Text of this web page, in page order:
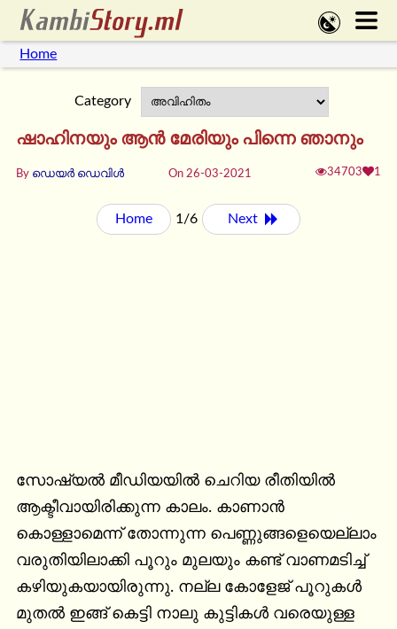
Home
Category
ഷാഹിനയും ആന്‍ മേരിയും പിന്നെ ഞാനും
By ഡെയര്‍ ഡെവിള്‍ On 26-03-2021 34703 1
Home 1/6 Next
സോഷ്യല്‍ മീഡിയയില്‍ ചെറിയ രീതിയില്‍
ആക്ടീവായിരിക്കുന്ന കാലം. കാണാന്‍
കൊള്ളാമെന്ന് തോന്നുന്ന പെണ്ണുങ്ങളെയെല്ലാം
വരുതിയിലാക്കി പൂറും മുലയും കണ്ട് വാണമടിച്ച്
കഴിയുകയായിരുന്നു. നല്ല കോളേജ് പൂറുകൾ
മുതല്‍ ഇങ്ങ് കെട്ടി നാലു കുട്ടികള്‍ വരെയുള്ള